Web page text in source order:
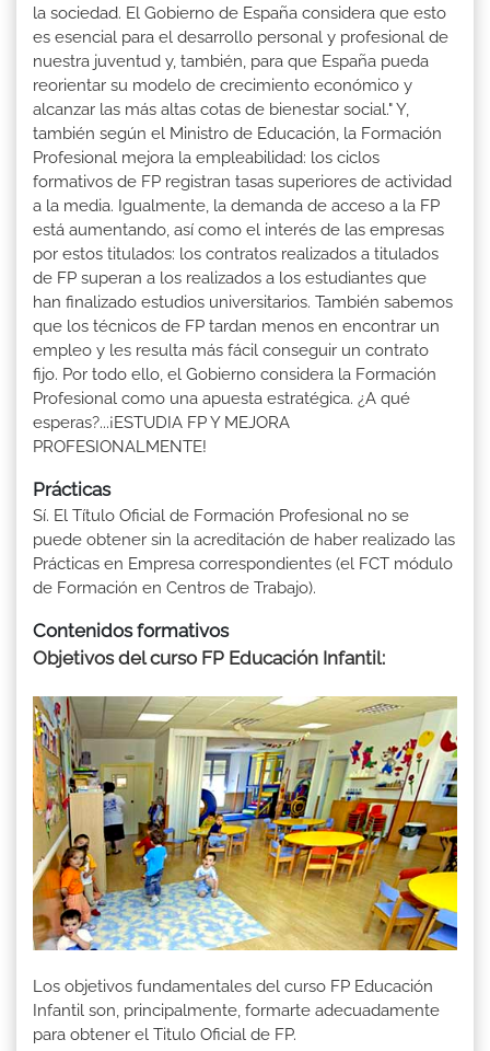
la sociedad. El Gobierno de España considera que esto
es esencial para el desarrollo personal y profesional de
nuestra juventud y, también, para que España pueda
reorientar su modelo de crecimiento económico y
alcanzar las más altas cotas de bienestar social." Y,
también según el Ministro de Educación, la Formación
Profesional mejora la empleabilidad: los ciclos
formativos de FP registran tasas superiores de actividad
a la media. Igualmente, la demanda de acceso a la FP
está aumentando, así como el interés de las empresas
por estos titulados: los contratos realizados a titulados
de FP superan a los realizados a los estudiantes que
han finalizado estudios universitarios. También sabemos
que los técnicos de FP tardan menos en encontrar un
empleo y les resulta más fácil conseguir un contrato
fijo. Por todo ello, el Gobierno considera la Formación
Profesional como una apuesta estratégica. ¿A qué
esperas?...¡ESTUDIA FP Y MEJORA
PROFESIONALMENTE!
Prácticas
Sí. El Título Oficial de Formación Profesional no se
puede obtener sin la acreditación de haber realizado las
Prácticas en Empresa correspondientes (el FCT módulo
de Formación en Centros de Trabajo).
Contenidos formativos
Objetivos del curso FP Educación Infantil:
Los objetivos fundamentales del curso FP Educación
Infantil son, principalmente, formarte adecuadamente
para obtener el Titulo Oficial de FP.